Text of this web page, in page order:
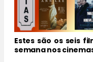
Estes são os seis
semana nos